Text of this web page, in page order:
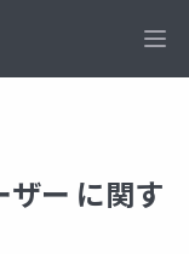
ザー に関す